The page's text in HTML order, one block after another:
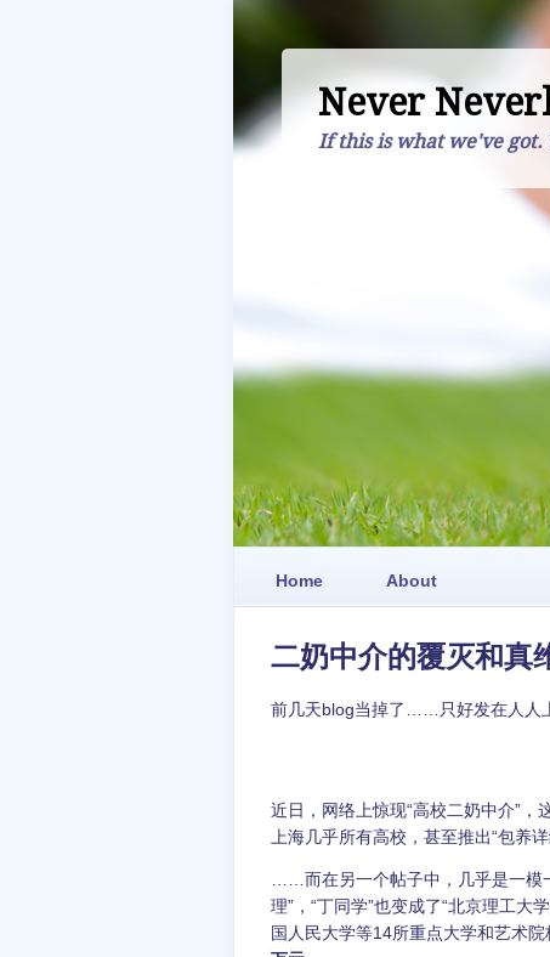
Never
If this is what we've got.
Home About
二奶中介的覆灭和真
前几天blog当掉了……只好发在人人
近日，网络上惊现“高校二奶中介”，
上海几乎所有高校，甚至推出“包养详
……而在另一个帖子中，几乎是一模
理”，“丁同学”也变成了“北京理工大
国人民大学等14所重点大学和艺术院